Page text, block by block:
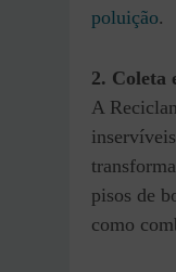
poluição.
2. Coleta
A
pisos de
como